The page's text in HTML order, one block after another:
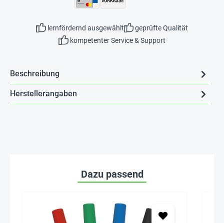
lernfördernd ausgewählt
geprüfte Qualität
kompetenter Service & Support
Beschreibung
Herstellerangaben
Dazu passend